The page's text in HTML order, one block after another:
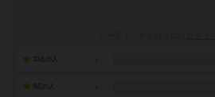
-
-